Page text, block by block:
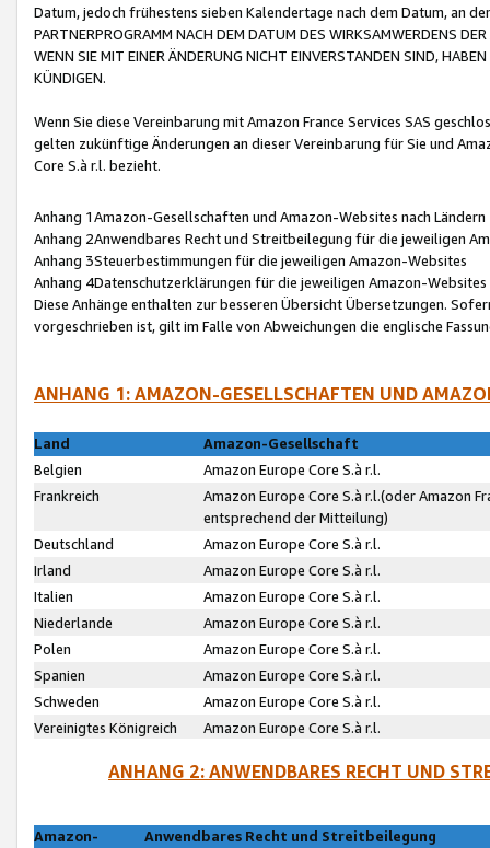
Datum, jedoch frühestens sieben Kalendertage nach dem Datum, an
PARTNERPROGRAMM NACH DEM DATUM DES WIRKSAMWERDENS
WENN SIE MIT EINER ÄNDERUNG NICHT EINVERSTANDEN SIND,
KÜNDIGEN.
Wenn Sie diese Vereinbarung mit Amazon France Services SAS
gelten zukünftige Änderungen an dieser Vereinbarung für Sie und
Core S.à r.l. bezieht.
Anhang 1Amazon-Gesellschaften und Amazon-Websites nach Ländern
Anhang 2Anwendbares Recht und Streitbeilegung für die jeweiligen
Anhang 3Steuerbestimmungen für die jeweiligen Amazon-Websites
Anhang 4Datenschutzerklärungen für die jeweiligen Amazon-Websites
Diese Anhänge enthalten zur besseren Übersicht Übersetzungen.
vorgeschrieben ist, gilt im Falle von Abweichungen die englische
ANHANG 1: AMAZON-GESELLSCHAFTEN UND
Land
Amazon-Gesellschaft
Belgien
Amazon Europe Core S.à r.l.
Frankreich
Amazon Europe Core S.à r.l.(oder Amazon
entsprechend der Mitteilung)
Deutschland
Amazon Europe Core S.à r.l.
Irland
Amazon Europe Core S.à r.l.
Italien
Amazon Europe Core S.à r.l.
Niederlande
Amazon Europe Core S.à r.l.
Polen
Amazon Europe Core S.à r.l.
Spanien
Amazon Europe Core S.à r.l.
Schweden
Amazon Europe Core S.à r.l.
Vereinigtes Königreich
Amazon Europe Core S.à r.l.
ANHANG 2: ANWENDBARES RECHT UND
Amazon-
Anwendbares Recht und Streitbeilegung